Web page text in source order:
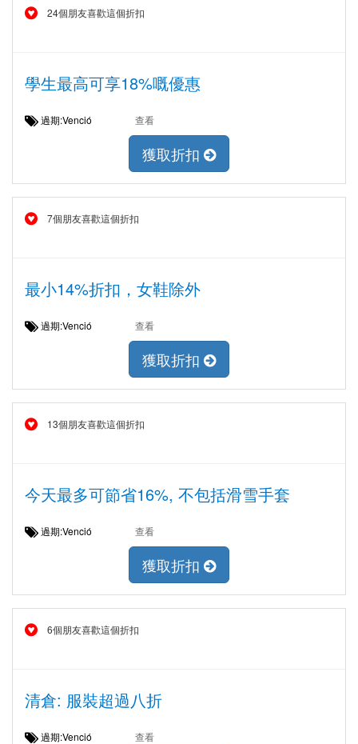
24個朋友喜歡這個折扣
學生最高可享18%嘅優惠
過期:Venció 查看
獲取折扣
7個朋友喜歡這個折扣
最小14%折扣，女鞋除外
過期:Venció 查看
獲取折扣
13個朋友喜歡這個折扣
今天最多可節省16%, 不包括滑雪手套
過期:Venció 查看
獲取折扣
6個朋友喜歡這個折扣
清倉: 服裝超過八折
過期:Venció 查看